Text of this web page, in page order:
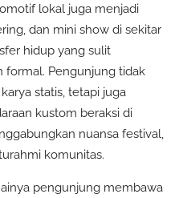
lokal juga menjadi
dan mini show di sekitar
hidup yang sulit
formal. Pengunjung tidak
statis, tetapi juga
kustom beraksi di
nuansa festival,
komunitas.
pengunjung membawa